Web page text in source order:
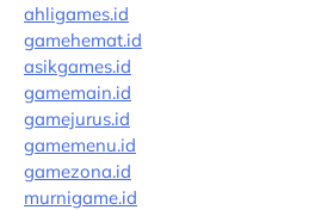
ahligames.id
gamehemat.id
asikgames.id
gamemain.id
gamejurus.id
gamemenu.id
gamezona.id
murnigame.id